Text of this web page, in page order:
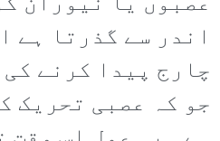
اندر سے گذرتا ہے
چارج پیدا کرنے
جو کہ عصبی تحریک